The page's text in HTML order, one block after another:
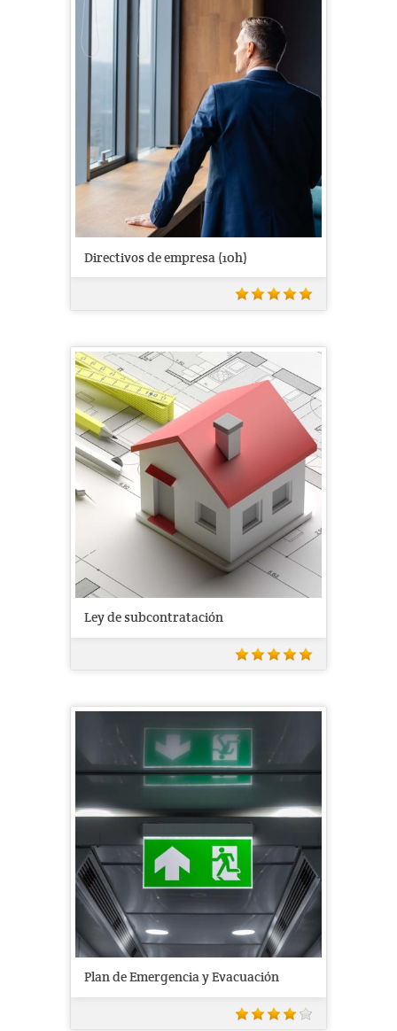
Directivos de empresa (10h)
Ley de subcontratación
Plan de Emergencia y Evacuación